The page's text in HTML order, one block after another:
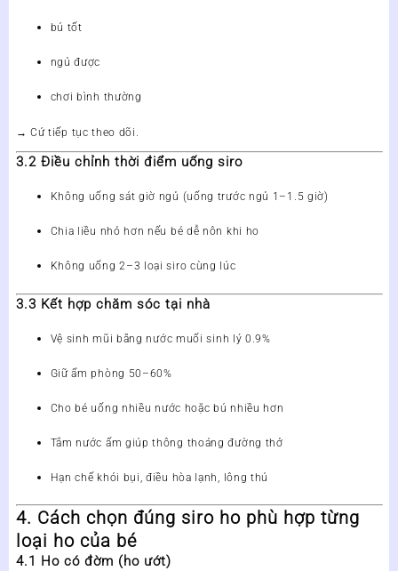
bú tốt
ngủ được
chơi bình thường
→ Cứ tiếp tục theo dõi.
3.2 Điều chỉnh thời điểm uống siro
Không uống sát giờ ngủ (uống trước ngủ 1–1.5 giờ)
Chia liều nhỏ hơn nếu bé dễ nôn khi ho
Không uống 2–3 loại siro cùng lúc
3.3 Kết hợp chăm sóc tại nhà
Vệ sinh mũi bằng nước muối sinh lý 0.9%
Giữ ẩm phòng 50–60%
Cho bé uống nhiều nước hoặc bú nhiều hơn
Tắm nước ấm giúp thông thoáng đường thở
Hạn chế khói bụi, điều hòa lạnh, lông thú
4. Cách chọn đúng siro ho phù hợp từng
loại ho của bé
4.1 Ho có đờm (ho ướt)